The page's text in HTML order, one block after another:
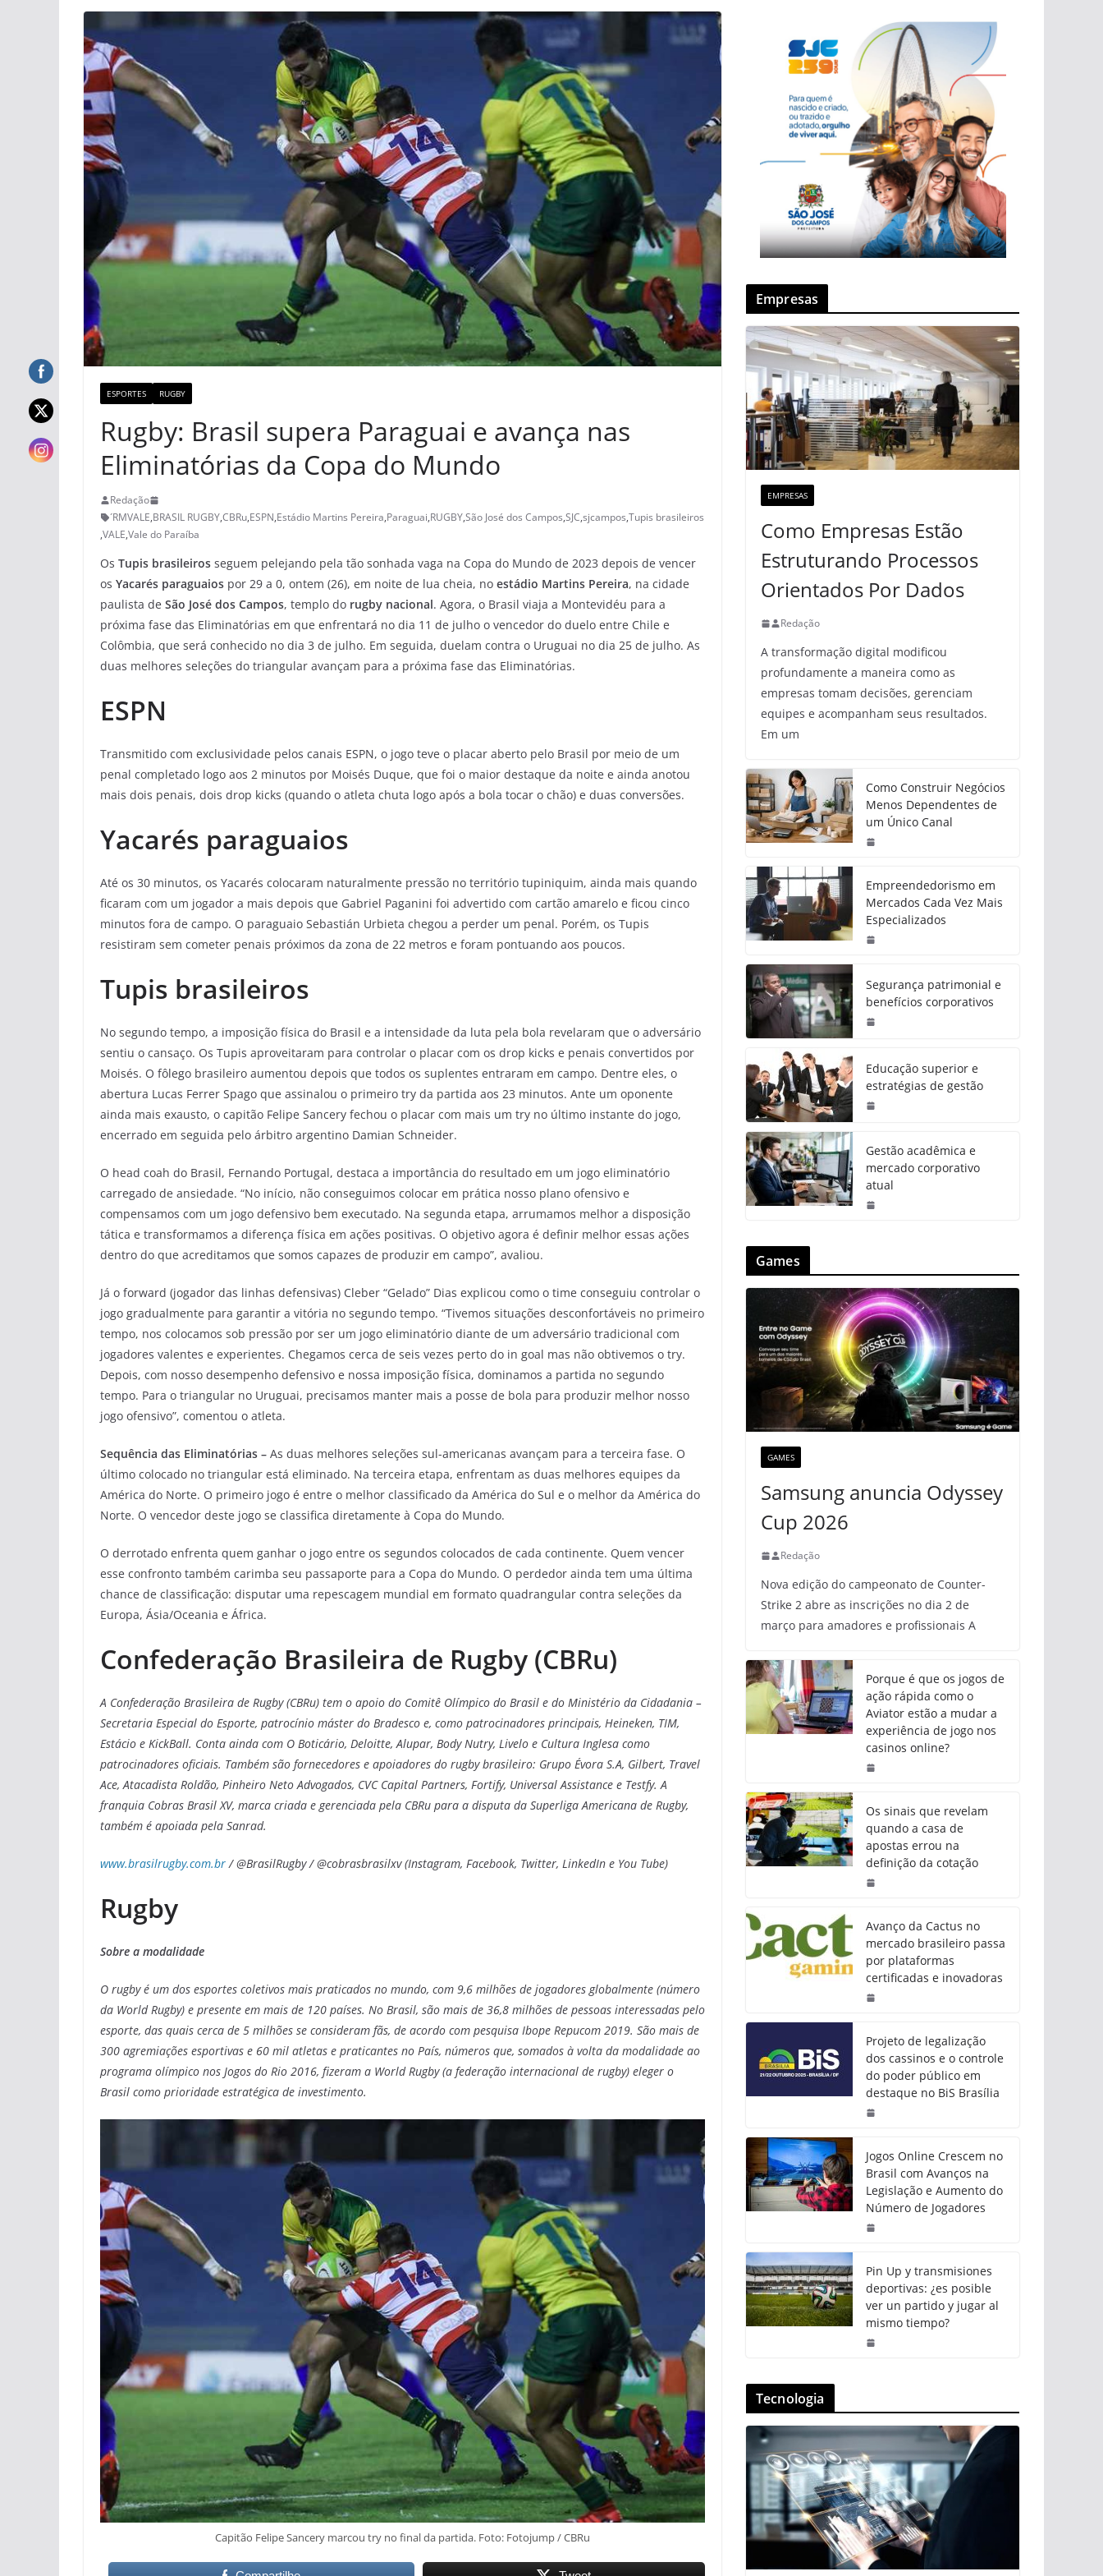
ESPORTES RUGBY
Rugby: Brasil supera Paraguai e avança nas
Eliminatórias da Copa do Mundo
Redação
´RMVALE,BRASIL RUGBY,CBRu,ESPN,Estádio Martins Pereira,Paraguai,RUGBY,São José dos Campos,SJC,sjcampos,Tupis brasileiros
,VALE,Vale do Paraíba
Os Tupis brasileiros seguem pelejando pela tão sonhada vaga na Copa do Mundo de 2023 depois de vencer
os Yacarés paraguaios por 29 a 0, ontem (26), em noite de lua cheia, no estádio Martins Pereira, na cidade
paulista de São José dos Campos, templo do rugby nacional. Agora, o Brasil viaja a Montevidéu para a
próxima fase das Eliminatórias em que enfrentará no dia 11 de julho o vencedor do duelo entre Chile e
Colômbia, que será conhecido no dia 3 de julho. Em seguida, duelam contra o Uruguai no dia 25 de julho. As
duas melhores seleções do triangular avançam para a próxima fase das Eliminatórias.
ESPN
Transmitido com exclusividade pelos canais ESPN, o jogo teve o placar aberto pelo Brasil por meio de um
penal completado logo aos 2 minutos por Moisés Duque, que foi o maior destaque da noite e ainda anotou
mais dois penais, dois drop kicks (quando o atleta chuta logo após a bola tocar o chão) e duas conversões.
Yacarés paraguaios
Até os 30 minutos, os Yacarés colocaram naturalmente pressão no território tupiniquim, ainda mais quando
ficaram com um jogador a mais depois que Gabriel Paganini foi advertido com cartão amarelo e ficou cinco
minutos fora de campo. O paraguaio Sebastián Urbieta chegou a perder um penal. Porém, os Tupis
resistiram sem cometer penais próximos da zona de 22 metros e foram pontuando aos poucos.
Tupis brasileiros
No segundo tempo, a imposição física do Brasil e a intensidade da luta pela bola revelaram que o adversário
sentiu o cansaço. Os Tupis aproveitaram para controlar o placar com os drop kicks e penais convertidos por
Moisés. O fôlego brasileiro aumentou depois que todos os suplentes entraram em campo. Dentre eles, o
abertura Lucas Ferrer Spago que assinalou o primeiro try da partida aos 23 minutos. Ante um oponente
ainda mais exausto, o capitão Felipe Sancery fechou o placar com mais um try no último instante do jogo,
encerrado em seguida pelo árbitro argentino Damian Schneider.
O head coah do Brasil, Fernando Portugal, destaca a importância do resultado em um jogo eliminatório
carregado de ansiedade. “No início, não conseguimos colocar em prática nosso plano ofensivo e
compensamos com um jogo defensivo bem executado. Na segunda etapa, arrumamos melhor a disposição
tática e transformamos a diferença física em ações positivas. O objetivo agora é definir melhor essas ações
dentro do que acreditamos que somos capazes de produzir em campo”, avaliou.
Já o forward (jogador das linhas defensivas) Cleber “Gelado” Dias explicou como o time conseguiu controlar o
jogo gradualmente para garantir a vitória no segundo tempo. “Tivemos situações desconfortáveis no primeiro
tempo, nos colocamos sob pressão por ser um jogo eliminatório diante de um adversário tradicional com
jogadores valentes e experientes. Chegamos cerca de seis vezes perto do in goal mas não obtivemos o try.
Depois, com nosso desempenho defensivo e nossa imposição física, dominamos a partida no segundo
tempo. Para o triangular no Uruguai, precisamos manter mais a posse de bola para produzir melhor nosso
jogo ofensivo”, comentou o atleta.
Sequência das Eliminatórias – As duas melhores seleções sul-americanas avançam para a terceira fase. O
último colocado no triangular está eliminado. Na terceira etapa, enfrentam as duas melhores equipes da
América do Norte. O primeiro jogo é entre o melhor classificado da América do Sul e o melhor da América do
Norte. O vencedor deste jogo se classifica diretamente à Copa do Mundo.
O derrotado enfrenta quem ganhar o jogo entre os segundos colocados de cada continente. Quem vencer
esse confronto também carimba seu passaporte para a Copa do Mundo. O perdedor ainda tem uma última
chance de classificação: disputar uma repescagem mundial em formato quadrangular contra seleções da
Europa, Ásia/Oceania e África.
Confederação Brasileira de Rugby (CBRu)
A Confederação Brasileira de Rugby (CBRu) tem o apoio do Comitê Olímpico do Brasil e do Ministério da Cidadania –
Secretaria Especial do Esporte, patrocínio máster do Bradesco e, como patrocinadores principais, Heineken, TIM,
Estácio e KickBall. Conta ainda com O Boticário, Deloitte, Alupar, Body Nutry, Livelo e Cultura Inglesa como
patrocinadores oficiais. Também são fornecedores e apoiadores do rugby brasileiro: Grupo Évora S.A, Gilbert, Travel
Ace, Atacadista Roldão, Pinheiro Neto Advogados, CVC Capital Partners, Fortify, Universal Assistance e Testfy. A
franquia Cobras Brasil XV, marca criada e gerenciada pela CBRu para a disputa da Superliga Americana de Rugby,
também é apoiada pela Sanrad.
www.brasilrugby.com.br/ @BrasilRugby / @cobrasbrasilxv (Instagram, Facebook, Twitter, LinkedIn e You Tube)
Rugby
Sobre a modalidade
O rugby é um dos esportes coletivos mais praticados no mundo, com 9,6 milhões de jogadores globalmente (número
da World Rugby) e presente em mais de 120 países. No Brasil, são mais de 36,8 milhões de pessoas interessadas pelo
esporte, das quais cerca de 5 milhões se consideram fãs, de acordo com pesquisa Ibope Repucom 2019. São mais de
300 agremiações esportivas e 60 mil atletas e praticantes no País, números que, somados à volta da modalidade ao
programa olímpico nos Jogos do Rio 2016, fizeram a World Rugby (a federação internacional de rugby) eleger o
Brasil como prioridade estratégica de investimento.
Capitão Felipe Sancery marcou try no final da partida. Foto: Fotojump / CBRu
Empresas
EMPRESAS
Como Empresas Estão
Estruturando Processos
Orientados Por Dados
Redação
A transformação digital modificou
profundamente a maneira como as
empresas tomam decisões, gerenciam
equipes e acompanham seus resultados.
Em um
Como Construir Negócios
Menos Dependentes de
um Único Canal
Empreendedorismo em
Mercados Cada Vez Mais
Especializados
Segurança patrimonial e
benefícios corporativos
Educação superior e
estratégias de gestão
Gestão acadêmica e
mercado corporativo
atual
Games
GAMES
Samsung anuncia Odyssey
Cup 2026
Redação
Nova edição do campeonato de Counter-
Strike 2 abre as inscrições no dia 2 de
março para amadores e profissionais A
Porque é que os jogos de
ação rápida como o
Aviator estão a mudar a
experiência de jogo nos
casinos online?
Os sinais que revelam
quando a casa de
apostas errou na
definição da cotação
Avanço da Cactus no
mercado brasileiro passa
por plataformas
certificadas e inovadoras
Projeto de legalização
dos cassinos e o controle
do poder público em
destaque no BiS Brasília
Jogos Online Crescem no
Brasil com Avanços na
Legislação e Aumento do
Número de Jogadores
Pin Up y transmisiones
deportivas: ¿es posible
ver un partido y jugar al
mismo tiempo?
Tecnologia